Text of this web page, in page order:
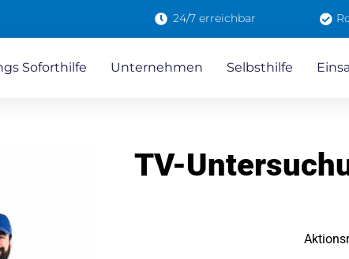
24/7 erreichbar
Soforthilfe Unternehmen Selbsthilfe
TV-